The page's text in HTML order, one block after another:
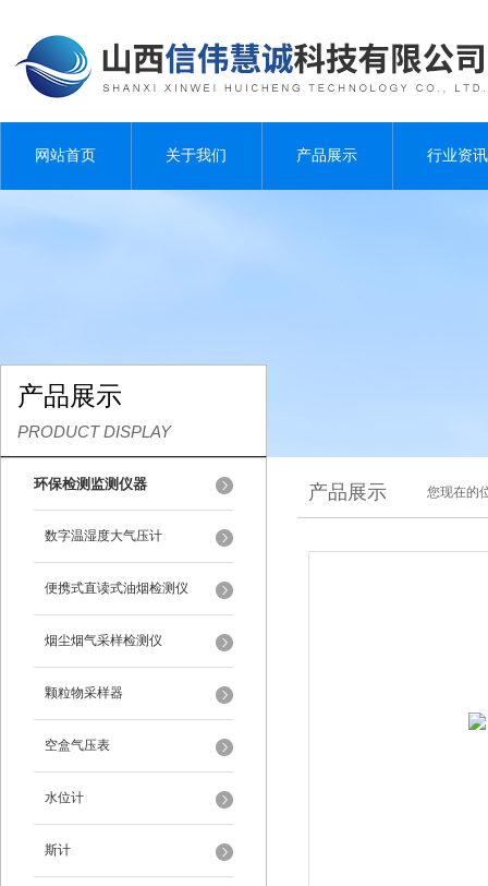
网站首页 关于我们 产品展示 行业资讯
产品展示
PRODUCT DISPLAY
环保检测监测仪器
数字温湿度大气压计
便携式直读式油烟检测仪
烟尘烟气采样检测仪
颗粒物采样器
空盒气压表
水位计
斯计
产品展示 您现在的